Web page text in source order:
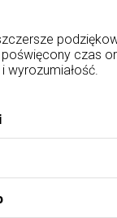
czas
wyrozumiałość.
kwiaciarnią na
poparta ponad
spełniać